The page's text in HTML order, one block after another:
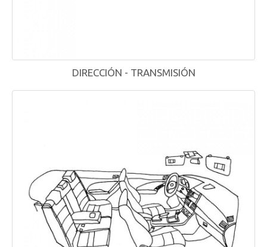
DIRECCIÓN - TRANSMISIÓN